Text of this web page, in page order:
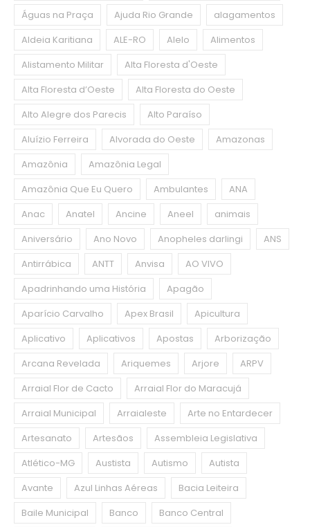
Águas na Praça
Ajuda Rio Grande
alagamentos
Aldeia Karitiana
ALE-RO Alelo
Alimentos
Alistamento Militar
Alta Floresta d'Oeste
Alta Floresta d’Oeste
Alta Floresta do Oeste
Alto Alegre dos Parecis
Alto Paraíso
Aluízio Ferreira
Alvorada do Oeste
Amazonas
Amazônia
Amazônia Legal
Amazônia Que Eu Quero
Ambulantes
ANA
Anac
Anatel Ancine Aneel
animais
Aniversário
Ano Novo Anopheles darlingi
ANS
Antirrábica
ANTT Anvisa
AO VIVO
Apadrinhando uma História
Apagão
Aparício Carvalho
Apex Brasil
Apicultura
Aplicativo
Aplicativos Apostas
Arborização
Arcana Revelada
Ariquemes Arjore
ARPV
Arraial Flor de Cacto
Arraial Flor do Maracujá
Arraial Municipal
Arraialeste
Arte no Entardecer
Artesanato
Artesãos
Assembleia Legislativa
Atlético-MG
Austista Autismo
Autista
Avante
Azul Linhas Aéreas
Bacia Leiteira
Baile Municipal
Banco
Banco Central